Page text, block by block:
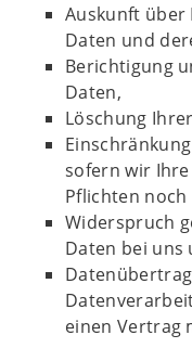
Auskunft über
Daten und
Berichtigung
Daten,
Löschung
sofern wir
Pflichten
Widerspruch
Daten bei uns
einen Vertrag